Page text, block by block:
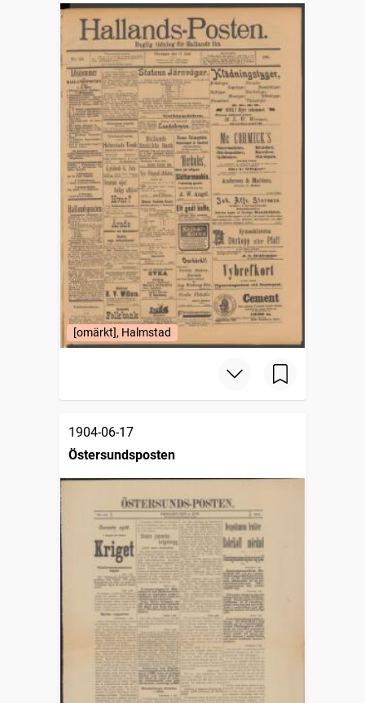
[omärkt], Halmstad
1904-06-17
Östersundsposten